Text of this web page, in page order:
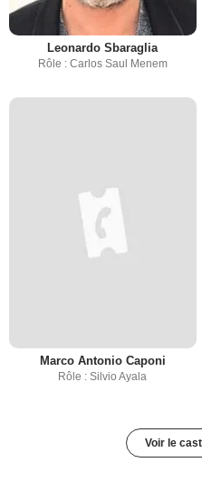
Leonardo Sbaraglia
Rôle : Carlos Saul Menem
Marco Antonio Caponi
Rôle : Silvio Ayala
Voir le